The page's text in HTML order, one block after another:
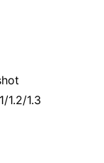
1.2/1.3